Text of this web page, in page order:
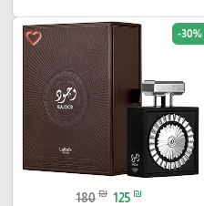
favorite_border -30%
180 ₪ 125 ₪